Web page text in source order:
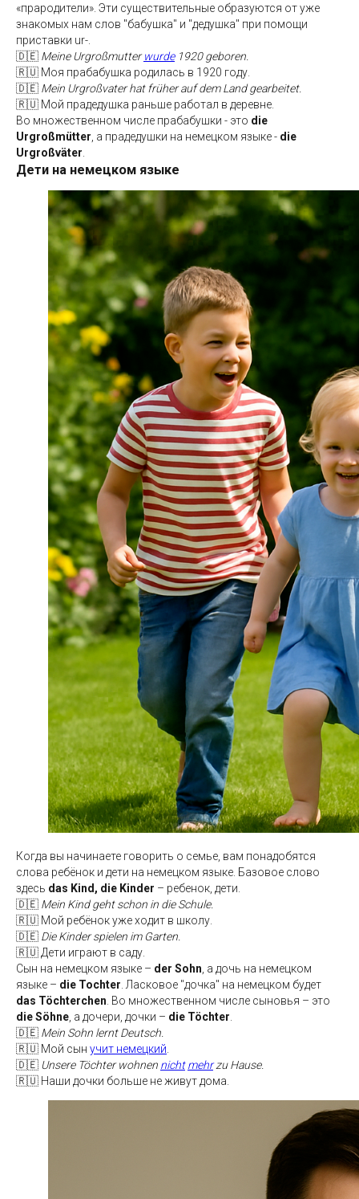
«прародители». Эти существительные образуются от уже
знакомых нам слов "бабушка" и "дедушка" при помощи
приставки ur-.
🇩🇪 Meine Urgroßmutterwurde1920 geboren.
🇷🇺 Моя прабабушка родилась в 1920 году.
🇩🇪 Mein Urgroßvater hat früher auf dem Land gearbeitet.
🇷🇺 Мой прадедушка раньше работал в деревне.
Во множественном числе прабабушки - это die
Urgroßmütter, а прадедушки на немецком языке - die
Urgroßväter.
Дети на немецком языке
Когда вы начинаете говорить о семье, вам понадобятся
слова ребёнок и дети на немецком языке. Базовое слово
здесь das Kind, die Kinder – ребенок, дети.
🇩🇪 Mein Kind geht schon in die Schule.
🇷🇺 Мой ребёнок уже ходит в школу.
🇩🇪 Die Kinder spielen im Garten.
🇷🇺 Дети играют в саду.
Сын на немецком языке – der Sohn, а дочь на немецком
языке – die Tochter. Ласковое "дочка" на немецком будет
das Töchterchen. Во множественном числе сыновья – это
die Söhne, а дочери, дочки – die Töchter.
🇩🇪 Mein Sohn lernt Deutsch.
🇷🇺 Мой сын учит немецкий.
🇩🇪 Unsere Töchter wohnen nicht mehrzu Hause.
🇷🇺 Наши дочки больше не живут дома.